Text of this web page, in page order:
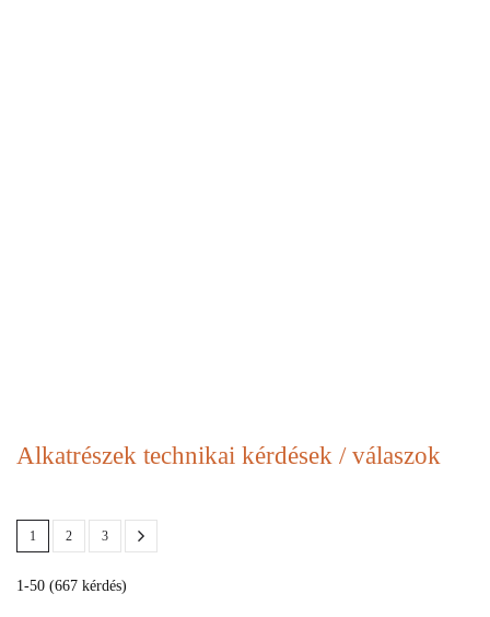
Alkatrészek technikai kérdések / válaszok
1 2 3
1-50 (667 kérdés)